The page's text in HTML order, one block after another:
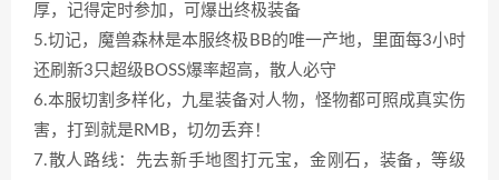
厚，记得定时参加，可爆出终极装备
5.切记，魔兽森林是本服终极BB的唯一产地，里面每3小时
还刷新3只超级BOSS爆率超高，散人必守
6.本服切割多样化，九星装备对人物，怪物都可照成真实伤
害，打到就是RMB，切勿丢弃！
7.散人路线：先去新手地图打元宝，金刚石，装备，等级